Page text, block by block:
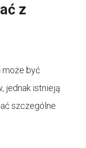
z
może być
jednak istnieją
szczególne